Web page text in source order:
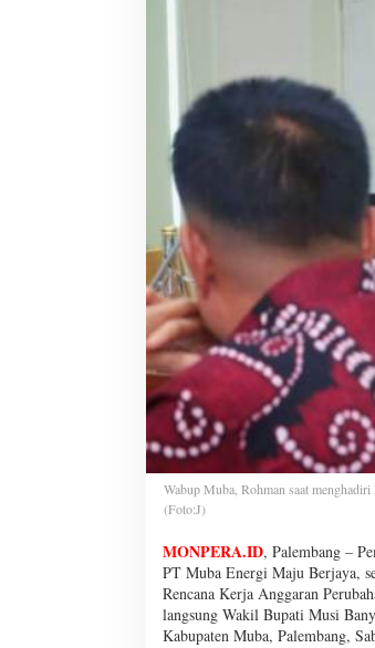
Wabup Muba, Rohman saat
(Foto:J)
MONPERA.ID, Palembang –
PT Muba Energi Maju Berjaya,
Rencana Kerja Anggaran
langsung Wakil Bupati Musi
Kabupaten Muba, Palembang,